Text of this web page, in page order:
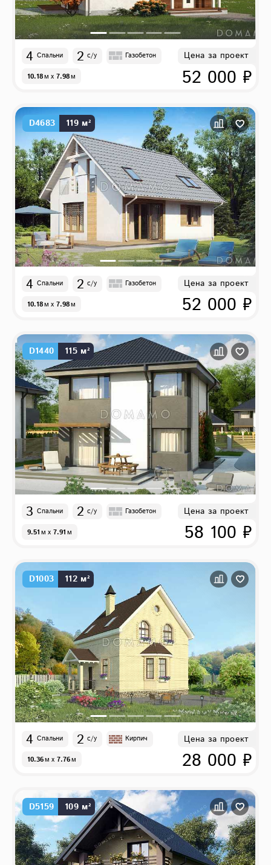
4 Спальни 2 с/у Газобетон
10.18м x 7.98м
Цена за проект
52 000 ₽
D4683 119 м²
4 Спальни 2 с/у Газобетон
10.18м x 7.98м
Цена за проект
52 000 ₽
D1440 115 м²
3 Спальни 2 с/у Газобетон
9.51м x 7.91м
Цена за проект
58 100 ₽
D1003 112 м²
4 Спальни 2 с/у Кирпич
10.36м x 7.76м
Цена за проект
28 000 ₽
D5159 109 м²